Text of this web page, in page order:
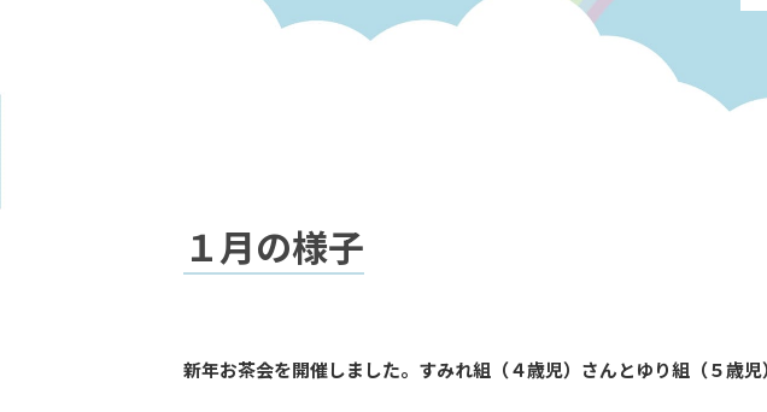
１月の様子
新年お茶会を開催しました。すみれ組（４歳児）さんとゆり組（５歳